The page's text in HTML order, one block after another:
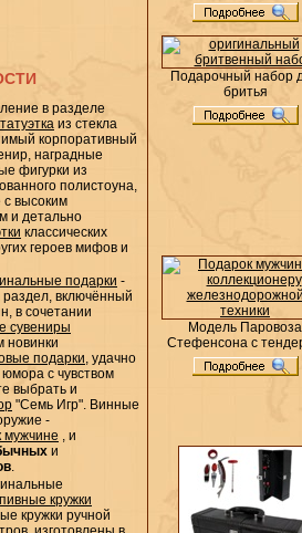
в разделе
из стекла
корпоративный
наградные
фигурки из
полистоуна,
высоким
и детально
классических
героев мифов и
подарки -
включённый
в сочетании
сувениры
новинки
подарки, удачно
с чувством
выбрать и
"Семь Игр". Винные
-
мужчине , и
и
.
кружки
кружки ручной
Подарочный набор
бритья
Модель Паровоза
Стефенсона с